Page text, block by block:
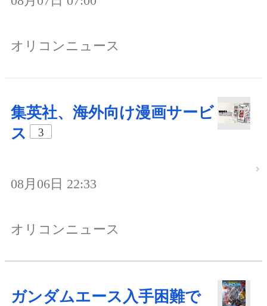
オリコンニュース
集英社、海外向け漫画サービ
ス
3
08月06日 22:33
オリコンニュース
ガンダムエース入手困難で